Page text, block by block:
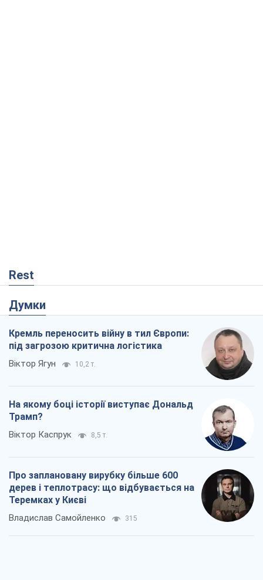
Rest
Думки
Кремль переносить війну в тил Європи:
під загрозою критична логістика
Віктор Ягун 10,2 т.
На якому боці історії виступає Дональд
Трамп?
Віктор Каспрук 8,5 т.
Про заплановану вирубку більше 600
дерев і теплотрасу: що відбувається на
Теремках у Києві
Владислав Самойленко 315